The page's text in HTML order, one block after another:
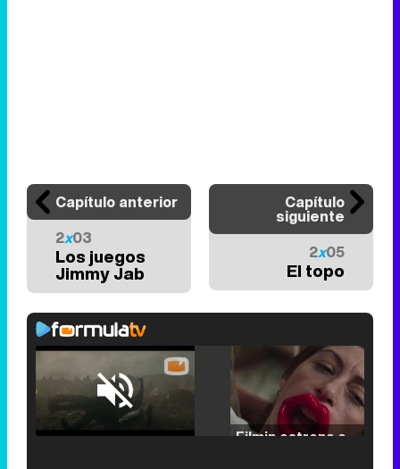
Capítulo anterior
2x03
Los juegos
Jimmy Jab
Capítulo
siguiente
2x05
El topo
/
Loaded: